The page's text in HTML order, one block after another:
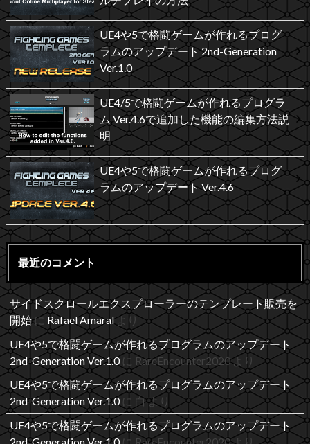
UE4や5で格闘ゲームが作れるプログ
ラムのアップデート 2nd-Generation
Ver.1.0
UE4/5で格闘ゲームが作れるプログラ
ム Ver.4.6で追加した機能の編集方法説
明
UE4や5で格闘ゲームが作れるプログ
ラムのアップデート Ver.4.6
最近のコメント
サイドスクロールエクスプローラーのテンプレート販売を
開始に Rafael Amaralより
UE4や5で格闘ゲームが作れるプログラムのアップデート
2nd-Generation Ver.1.0に RareEncounter2020より
UE4や5で格闘ゲームが作れるプログラムのアップデート
2nd-Generation Ver.1.0に 白より
UE4や5で格闘ゲームが作れるプログラムのアップデート